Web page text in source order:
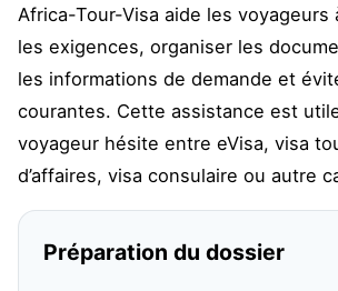
Africa-Tour-Visa aide les voyageurs
les exigences, organiser les
les informations de demande et
courantes. Cette assistance est
voyageur hésite entre eVisa, visa
d’affaires, visa consulaire ou autre
Préparation du dossier